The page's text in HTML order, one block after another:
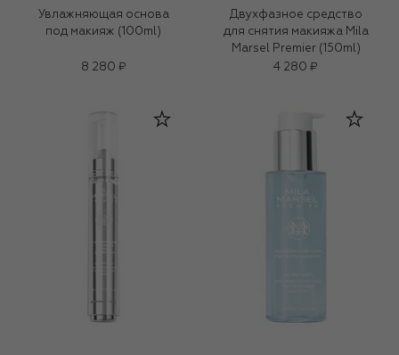
Увлажняющая основа
под макияж (100ml)
8 280 ₽
Двухфазное средство
для снятия макияжа Mila
Marsel Premier (150ml)
4 280 ₽